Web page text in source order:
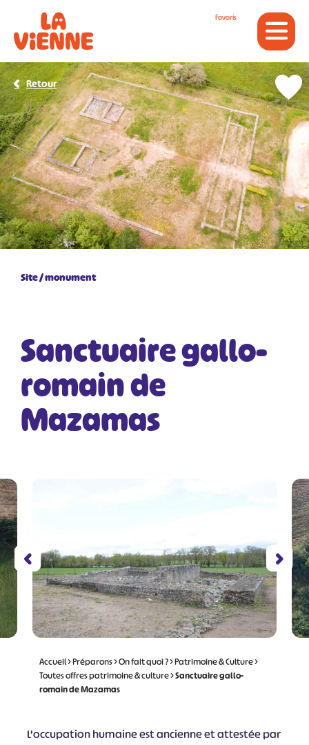
Favoris
Site / monument
Sanctuaire gallo-
romain de
Mazamas
Retour
Accueil>Préparons>On fait quoi ?>Patrimoine & Culture>
Toutes offres patrimoine & culture>Sanctuaire gallo-
romain de Mazamas
L'occupation humaine est ancienne et attestée par